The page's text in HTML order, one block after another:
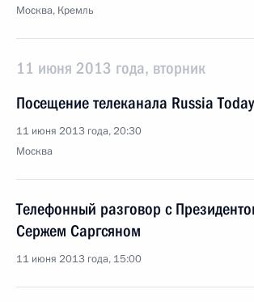
Москва, Кремль
11 июня 2013 года, вторник
Посещение телеканала Russia Today
11 июня 2013 года, 20:30
Москва
Телефонный разговор с
Сержем Саргсяном
11 июня 2013 года, 15:00